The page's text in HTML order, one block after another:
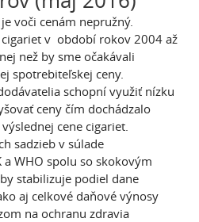
voči cenám nepružný.
v období rokov 2004 až
než by sme očakávali
spotrebiteľskej ceny.
schopní využiť nízku
ceny čím dochádzalo
cene cigariet.
sadzieb v súlade
a WHO spolu so skokovým
stabilizuje podiel dane
aj celkové daňové výnosy
na ochranu zdravia